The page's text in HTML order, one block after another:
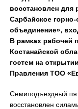
восстановлен для
Сарбайское
объединение»,
В рамках рабочей
Костанайской
гостем на
Правления ТОО
Семиподъездный
восстановлен